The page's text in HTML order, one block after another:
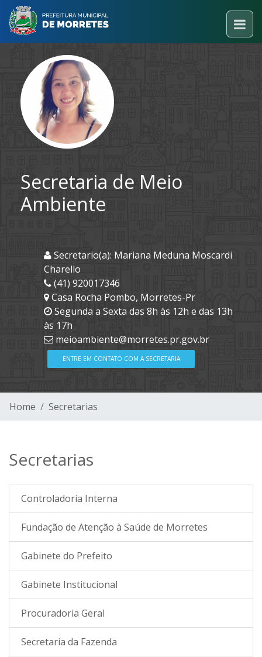
Secretaria de Meio
Ambiente
Secretario(a): Mariana Meduna Moscardi
Charello
(41) 920017346
Casa Rocha Pombo, Morretes-Pr
Segunda a Sexta das 8h às 12h e das 13h
às 17h
meioambiente@morretes.pr.gov.br
ENTRE EM CONTATO COM A SECRETARIA
Home Secretarias
Secretarias
Controladoria Interna
Fundação de Atenção à Saúde de Morretes
Gabinete do Prefeito
Gabinete Institucional
Procuradoria Geral
Secretaria da Fazenda